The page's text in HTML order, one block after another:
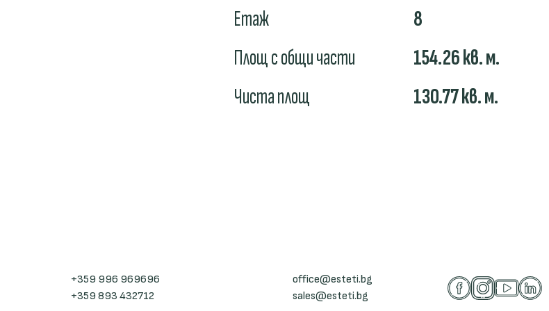
Етаж
8
Площ с общи части
154.26кв. м.
Чиста площ
130.77кв. м.
+359 996 969696
+359 893 432712
office@esteti.bg
sales@esteti.bg